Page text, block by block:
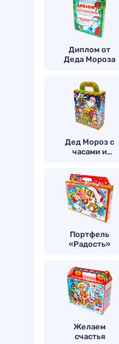
Диплом от
Деда Мороза
Дед Мороз с
часами и
Портфель
«Радость»
Желаем
счастья